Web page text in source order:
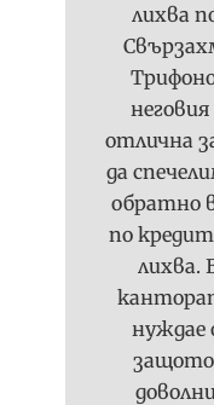
лихва
отлична
да
обратно
по
лихва.
нуждае
защото